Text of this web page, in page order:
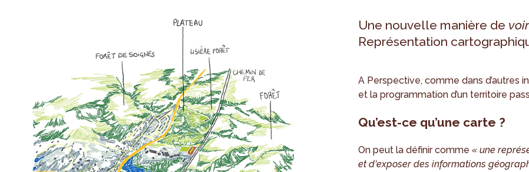
Une nouvelle manière de voir
Représentation
A Perspective, comme dans d’autres
et la programmation d’un territoire
Qu’est-ce qu’une carte ?
On peut la définir comme« une
et d'exposer des informations